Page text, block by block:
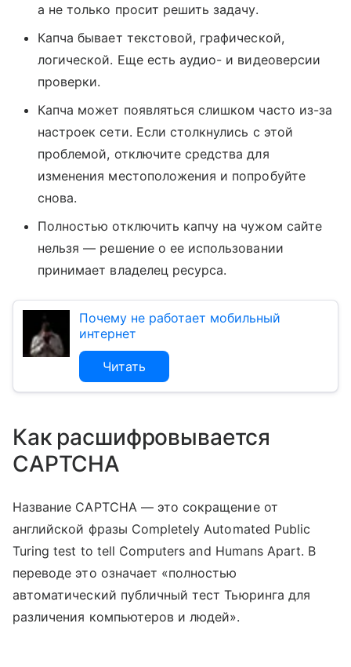
а не только просит решить задачу.
Капча бывает текстовой, графической,
логической. Еще есть аудио- и видеоверсии
проверки.
Капча может появляться слишком часто из-за
настроек сети. Если столкнулись с этой
проблемой, отключите средства для
изменения местоположения и попробуйте
снова.
Полностью отключить капчу на чужом сайте
нельзя — решение о ее использовании
принимает владелец ресурса.
Почему не работает мобильный
интернет
Читать
Как расшифровывается
CAPTCHA
Название CAPTCHA — это сокращение от
английской фразы Completely Automated Public
Turing test to tell Computers and Humans Apart. В
переводе это означает «полностью
автоматический публичный тест Тьюринга для
различения компьютеров и людей».